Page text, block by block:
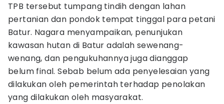
TPB tersebut tumpang tindih dengan lahan
pertanian dan pondok tempat tinggal para petani
Batur. Nagara menyampaikan, penunjukan
kawasan hutan di Batur adalah sewenang-
wenang, dan pengukuhannya juga dianggap
belum final. Sebab belum ada penyelesaian yang
dilakukan oleh pemerintah terhadap penolakan
yang dilakukan oleh masyarakat.